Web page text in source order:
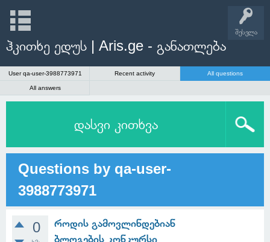
შესვლა
ჰკითხე ედუს | Aris.ge - განათლება
User qa-user-3988773971 Recent activity All questions
All answers
დასვი კითხვა
Questions by qa-user-
3988773971
0
როდის გამოვლინდებიან
ბლოგების კონკურსი